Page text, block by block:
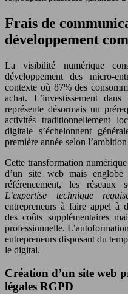
Frais de
développement
La visibilité numérique
développement des micro-
contexte où 87% des
achat. L’investissement
représente désormais un
activités traditionnellement
digitale s’échelonnent
première année selon
Cette transformation
d’un site web mais
référencement, les
L’expertise technique
entrepreneurs à faire appel à
des coûts supplémentaires
professionnelle.
entrepreneurs disposant du
le digital.
Création d’un site web
légales RGPD